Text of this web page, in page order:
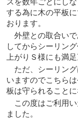
スを数年ごとにし
する為に木の平板
おります。
外壁との取合いで
してからシーリン
上がりＳ様にも満
ただ、シーリング
いますのでこちら
板は守られることに
この度はご利用い
ました。